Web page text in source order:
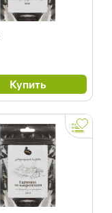
Купить